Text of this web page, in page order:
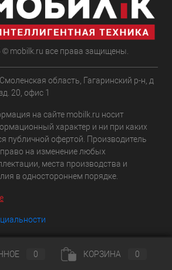
mobilk.ru все права защищены.
область, Гагаринский р-н, д
20, офис 1
на сайте mobilk.ru носит
характер и ни при каких
публичной офертой. Производитель
на изменение любых
места производства и
в одностороннем порядке.
0 КОРЗИНА 0